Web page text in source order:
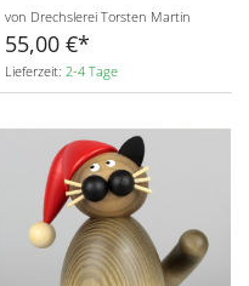
von Drechslerei Torsten Martin
55,00 €
Lieferzeit: 2-4 Tage